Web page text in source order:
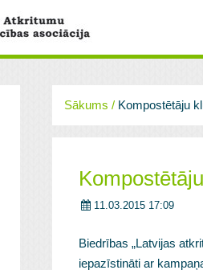
Sākums / Kompostētāju
11.03.2015 17:09
Biedrības „Latvijas
iepazīstināti ar